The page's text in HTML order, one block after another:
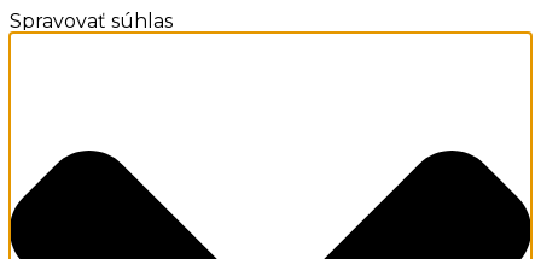
Spravovať súhlas